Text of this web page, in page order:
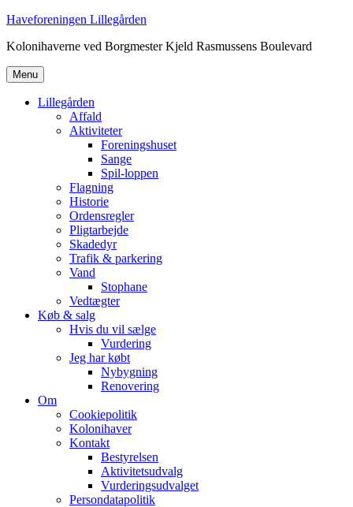
Videre
indhold
Haveforeningen Lillegården
Kolonihaverne ved Borgmester Kjeld Rasmussens Boulevard
Menu
Lillegården
Affald
Aktiviteter
Foreningshuset
Sange
Spil-loppen
Flagning
Historie
Ordensregler
Pligtarbejde
Skadedyr
Trafik & parkering
Vand
Stophane
Vedtægter
Køb & salg
Hvis du vil sælge
Vurdering
Jeg har købt
Nybygning
Renovering
Om
Cookiepolitik
Kolonihaver
Kontakt
Bestyrelsen
Aktivitetsudvalg
Vurderingsudvalget
Persondatapolitik